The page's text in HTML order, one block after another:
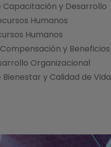
Capacitación y Desarrollo
Humanos
Humanos
y Beneficios
Organizacional
y Calidad de Vida